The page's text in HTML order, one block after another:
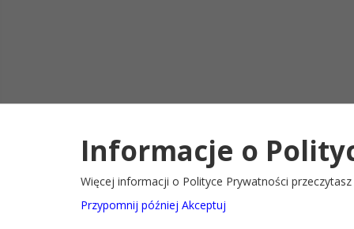
2022@ Oficjalny serwis internetowy Gminy Ryglice Deklaracja
Informacje o
Więcej informacji o Polityce Prywatności przeczytasz
Przypomnij później Akceptuj